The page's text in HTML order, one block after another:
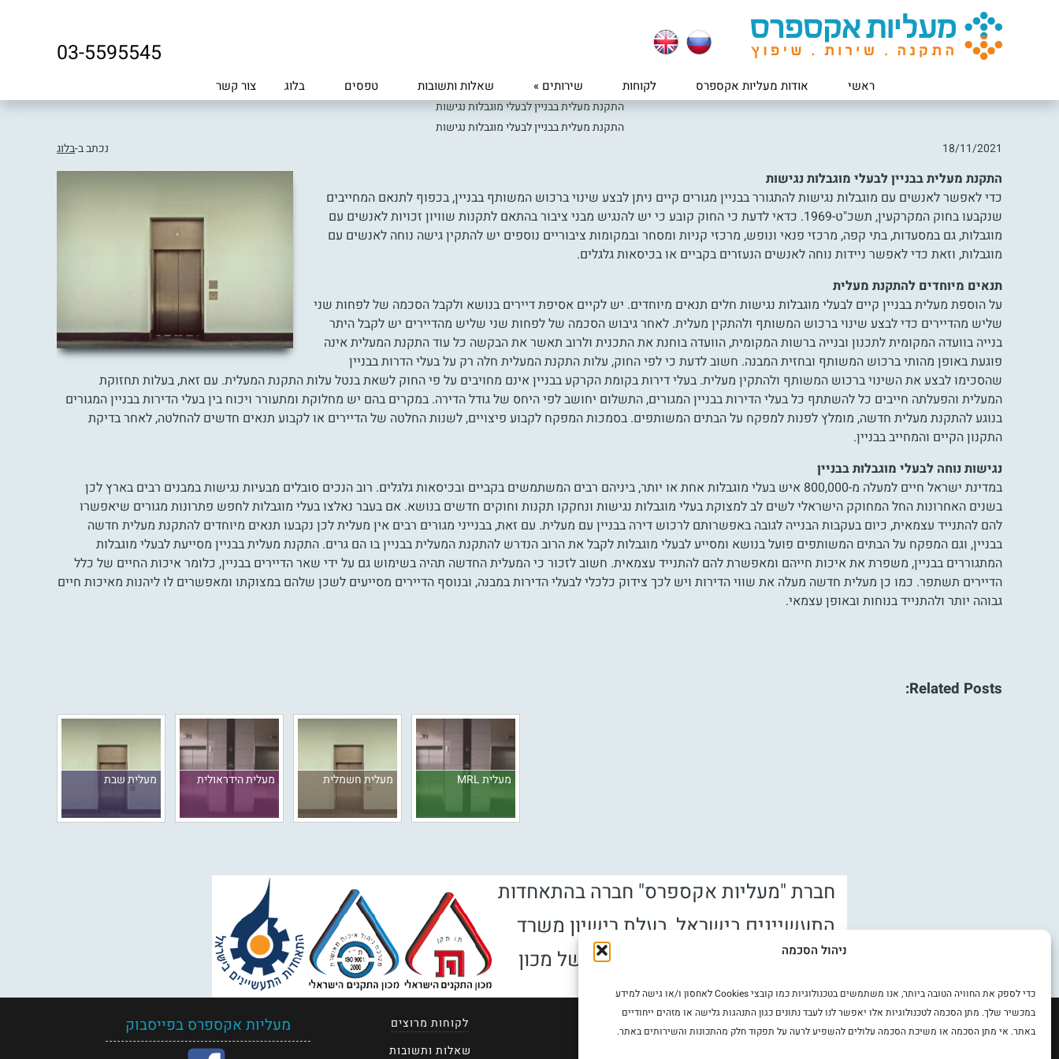
ניהול הסכמה
כדי לספק את החוויה הטובה ביותר, אנו משתמשים בטכנולוגיות כמו קובצי Cookies לאחסון ו/או גישה למידע
במכשיר שלך. מתן הסכמה לטכנולוגיות אלו יאפשר לנו לעבד נתונים כגון התנהגות גלישה או מזהים ייחודיים
באתר. אי מתן הסכמה או משיכת הסכמה עלולים להשפיע לרעה על תפקוד חלק מהתכונות והשירותים באתר.
ראשי אודות מעליות אקספרס לקוחות שירותים » שאלות ותשובות טפסים בלוג צור קשר
03-5595545
התקנת מעלית בבניין לבעלי מוגבלות נגישות
התקנת מעלית בבניין לבעלי מוגבלות נגישות
נכתב ב-בלוג 18/11/2021
התקנת מעלית בבניין לבעלי מוגבלות נגישות
כדי לאפשר לאנשים עם מוגבלות נגישות להתגורר בבניין מגורים קיים ניתן לבצע שינוי ברכוש המשותף בבניין, בכפוף לתנאם המחייבים
שנקבעו בחוק המקרקעין, תשכ"ט-1969. כדאי לדעת כי החוק קובע כי יש להנגיש מבני ציבור בהתאם לתקנות שוויון זכויות לאנשים עם
מוגבלות, גם במסעדות, בתי קפה, מרכזי פנאי ונופש, מרכזי קניות ומסחר ובמקומות ציבוריים נוספים יש להתקין גישה נוחה לאנשים עם
מוגבלות, וזאת כדי לאפשר ניידות נוחה לאנשים הנעזרים בקביים או בכיסאות גלגלים.
תנאים מיוחדים להתקנת מעלית
על הוספת מעלית בבניין קיים לבעלי מוגבלות נגישות חלים תנאים מיוחדים. יש לקיים אסיפת דיירים בנושא ולקבל הסכמה של לפחות שני
שליש מהדיירים כדי לבצע שינוי ברכוש המשותף ולהתקין מעלית. לאחר גיבוש הסכמה של לפחות שני שליש מהדיירים יש לקבל היתר
בנייה בוועדה המקומית לתכנון ובנייה ברשות המקומית, הוועדה בוחנת את התכנית ולרוב תאשר את הבקשה כל עוד התקנת המעלית אינה
פוגעת באופן מהותי ברכוש המשותף ובחזית המבנה. חשוב לדעת כי לפי החוק, עלות התקנת המעלית חלה רק על בעלי הדרות בבניין
שהסכימו לבצע את השינוי ברכוש המשותף ולהתקין מעלית. בעלי דירות בקומת הקרקע בבניין אינם מחויבים על פי החוק לשאת בנטל עלות התקנת המעלית. עם זאת, בעלות תחזוקת
המעלית והפעלתה חייבים כל להשתתף כל בעלי הדירות בבניין המגורים, התשלום יחושב לפי היחס של גודל הדירה. במקרים בהם יש מחלוקת ומתעורר ויכוח בין בעלי הדירות בבניין המגורים
בנוגע להתקנת מעלית חדשה, מומלץ לפנות למפקח על הבתים המשותפים. בסמכות המפקח לקבוע פיצויים, לשנות החלטה של הדיירים או לקבוע תנאים חדשים להחלטה, לאחר בדיקת
התקנון הקיים והמחייב בבניין.
נגישות נוחה לבעלי מוגבלות בבניין
במדינת ישראל חיים למעלה מ-800,000 איש בעלי מוגבלות אחת או יותר, ביניהם רבים המשתמשים בקביים ובכיסאות גלגלים. רוב הנכים סובלים מבעיות נגישות במבנים רבים בארץ לכן
בשנים האחרונות החל המחוקק הישראלי לשים לב למצוקת בעלי מוגבלות נגישות ונחקקו תקנות וחוקים חדשים בנושא. אם בעבר נאלצו בעלי מוגבלות לחפש פתרונות מגורים שיאפשרו
להם להתנייד עצמאית, כיום בעקבות הבנייה לגובה באפשרותם לרכוש דירה בבניין עם מעלית. עם זאת, בבנייני מגורים רבים אין מעלית לכן נקבעו תנאים מיוחדים להתקנת מעלית חדשה
בבניין, וגם המפקח על הבתים המשותפים פועל בנושא ומסייע לבעלי מוגבלות לקבל את הרוב הנדרש להתקנת המעלית בבניין בו הם גרים. התקנת מעלית בבניין מסייעת לבעלי מוגבלות
המתגוררים בבניין, משפרת את איכות חייהם ומאפשרת להם להתנייד עצמאית. חשוב לזכור כי המעלית החדשה תהיה בשימוש גם על ידי שאר הדיירים בבניין, כלומר איכות החיים של כלל
הדיירים תשתפר. כמו כן מעלית חדשה מעלה את שווי הדירות ויש לכך צידוק כלכלי לבעלי הדירות במבנה, ובנוסף הדיירים מסייעים לשכן שלהם במצוקתו ומאפשרים לו ליהנות מאיכות חיים
גבוהה יותר ולהתנייד בנוחות ובאופן עצמאי.
Related Posts:
מעלית שבת מעלית הידראולית מעלית חשמלית מעלית MRL
חברת "מעליות אקספרס" חברה בהתאחדות
התעשיינים בישראל, בעלת רישיון משרד
הכלכלה ועובדת ברישיון ופיקוח של מכון
התקנים הישראלי.
לקוחות מרוצים
שאלות ותשובות
מעליות אקספרס בפייסבוק